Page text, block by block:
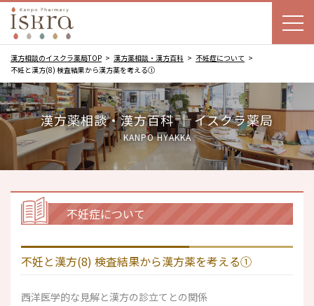
漢方相談のイスクラ薬局TOP 漢方薬相談・漢方百科
不妊症について
不妊と漢方(8) 検査結果から漢方薬を考える①
漢方薬相談・漢方百科 ｜ イスクラ薬局
KANPO HYAKKA
不妊症について
不妊と漢方(8) 検査結果から漢方薬を考える①
西洋医学的な見解と漢方の診立てとの関係